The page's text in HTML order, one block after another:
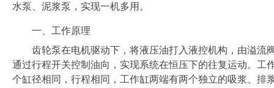
水泵、泥浆泵，实现一机多用。
一、工作原理
齿轮泵在电机驱动下，将液压油打入液控机构，由溢流
通过行程开关控制油向，实现系统在恒压下的往复运动。工
个缸径相同，行程相同，工作缸两端有两个独立的吸浆、排